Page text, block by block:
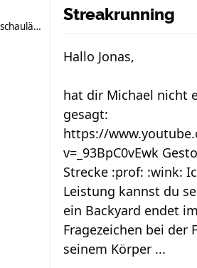
schauläufer
Streakrunning
Hallo Jonas,
hat dir Michael nicht
gesagt:
https://
v=_93BpC0vEwk
Strecke :prof: :wink:
Leistung kannst du
ein Backyard endet
Fragezeichen bei der
seinem Körper ...